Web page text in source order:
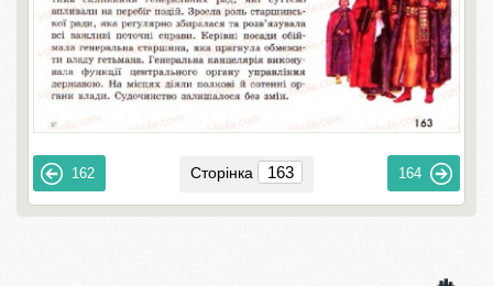
162 Сторінка 164